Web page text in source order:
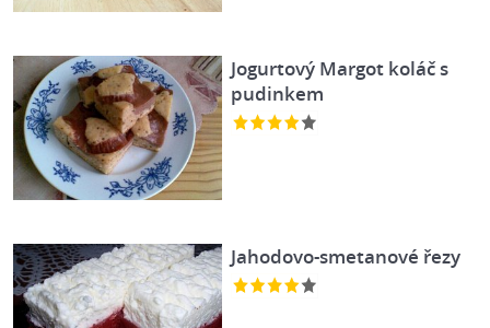
Jogurtový Margot koláč s
pudinkem
Jahodovo-smetanové řezy